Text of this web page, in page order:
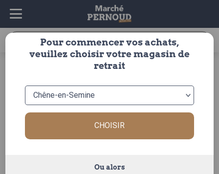
Recherche
fruits & légumes> fruits>
Pour commencer vos achats,
veuillez choisir votre magasin de
retrait
CHOISIR
Ou alors